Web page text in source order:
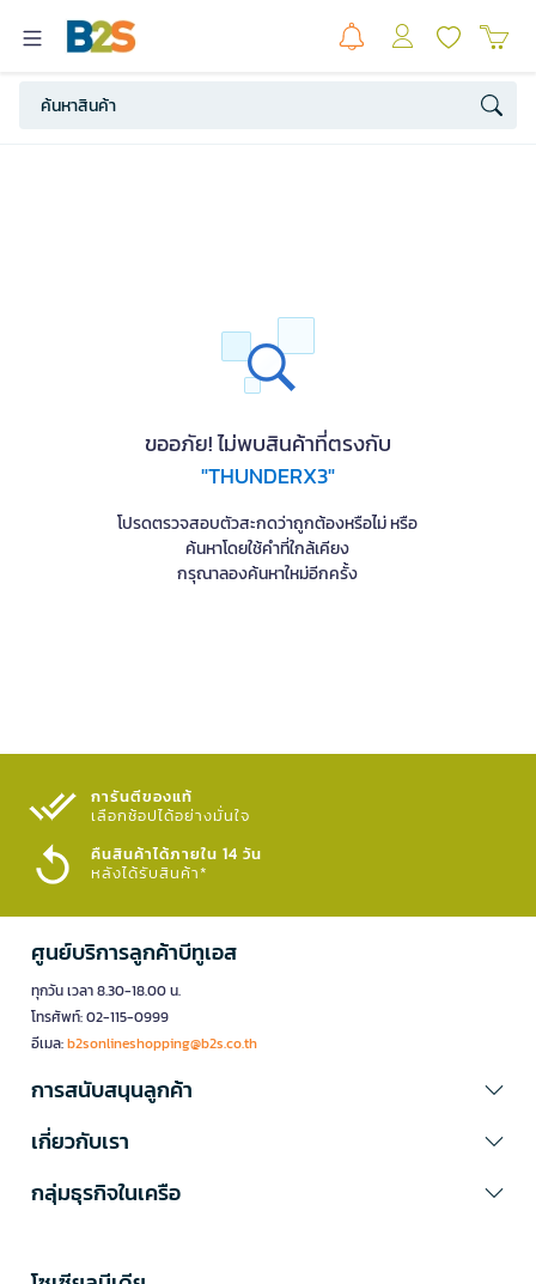
ขออภัย! ไม่พบสินค้าที่ตรงกับ
"THUNDERX3"
โปรดตรวจสอบตัวสะกดว่าถูกต้องหรือไม่ หรือ
ค้นหาโดยใช้คำที่ใกล้เคียง
กรุณาลองค้นหาใหม่อีกครั้ง
การันตีของแท้
เลือกช้อปได้อย่างมั่นใจ​
คืนสินค้าได้ภายใน 14 วัน
หลังได้รับสินค้า*
ศูนย์บริการลูกค้าบีทูเอส
ทุกวัน เวลา 8.30-18.00 น.
โทรศัพท์: 02-115-0999
อีเมล:b2sonlineshopping@b2s.co.th
การสนับสนุนลูกค้า
เกี่ยวกับเรา
กลุ่มธุรกิจในเครือ